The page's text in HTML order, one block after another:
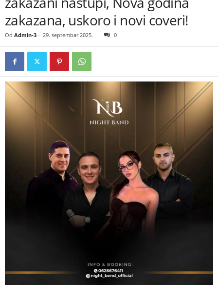
zakazana, uskoro i novi coveri!
Od Admin-3 - 29. septembar 2025. 0